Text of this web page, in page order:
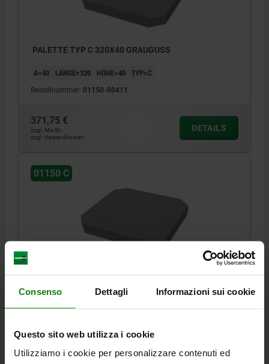
Consenso Dettagli Informazioni sui cookie
Questo sito web utilizza i cookie
Utilizziamo i cookie per personalizzare contenuti ed
PALETTE TYP C 320X40 GRAUGUSS
A=40 LÄNGE=320 HÖHE=40 TYP=C
Bestellnummer: 01150-00411
371,75 €
zzgl. MwSt.
zzgl. Versandkosten
DETAILS
01150 C
A=50 LÄNGE=400 HÖHE=45
zzgl. MwSt.
DETAILS